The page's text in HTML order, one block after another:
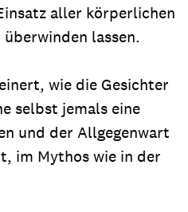
aller körperlichen
lassen.
wie die Gesichter
selbst jemals eine
und der Allgegenwart
im Mythos wie in der